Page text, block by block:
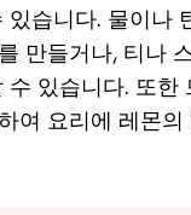
있습니다. 물이나
만들거나, 티나
수 있습니다. 또한
여 요리에 레몬